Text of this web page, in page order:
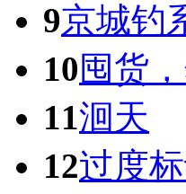
9京城钓
10囤货
11洄天
12过度